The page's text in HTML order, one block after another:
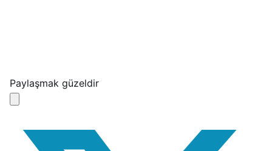
Paylaşmak güzeldir